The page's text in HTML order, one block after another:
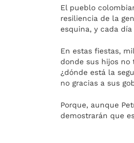
El pueblo
resiliencia de la
esquina, y cada
En estas fiestas,
donde sus hijos no
¿dónde está la
no gracias a sus
Porque, aunque
demostrarán que